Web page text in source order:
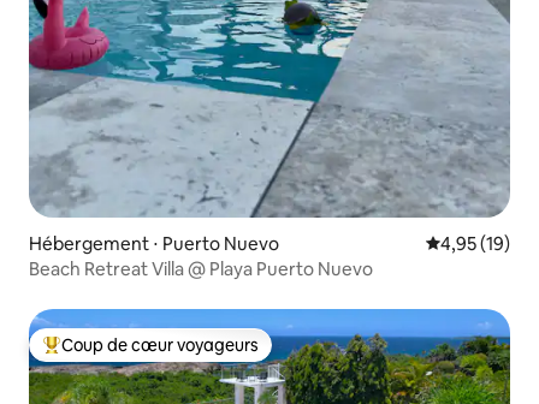
Hébergement ⋅ Puerto Nuevo Évaluation
4,95 (19)
Beach Retreat Villa @ Playa Puerto Nuevo
Coups de cœur voyageurs les plus appréciés
Coup de cœur voyageurs